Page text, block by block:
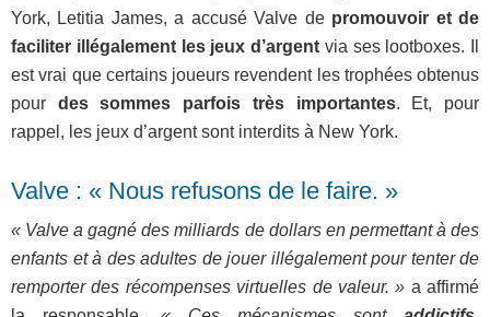
York, Letitia James, a accusé Valve de promouvoir et de
faciliter illégalement les jeux d’argent via ses lootboxes. Il
est vrai que certains joueurs revendent les trophées obtenus
pour des sommes parfois très importantes. Et, pour
rappel, les jeux d’argent sont interdits à New York.
Valve : « Nous refusons de le faire. »
« Valve a gagné des milliards de dollars en permettant à des
enfants et à des adultes de jouer illégalement pour tenter de
remporter des récompenses virtuelles de valeur. » a affirmé